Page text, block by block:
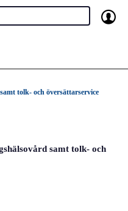
tolk- och översättarservice
samt tolk- och